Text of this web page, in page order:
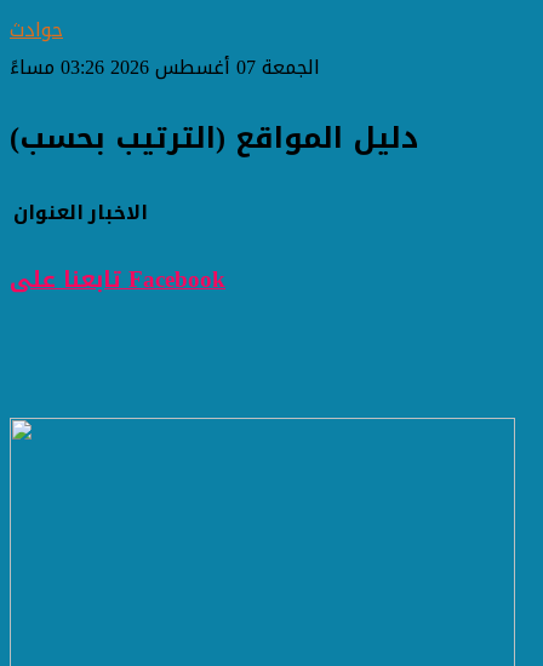
حوادث
الجمعة 07 أغسطس 2026 03:26 مساءً
دليل المواقع (الترتيب بحسب)
العنوانالاخبار
تابعنا على Facebook